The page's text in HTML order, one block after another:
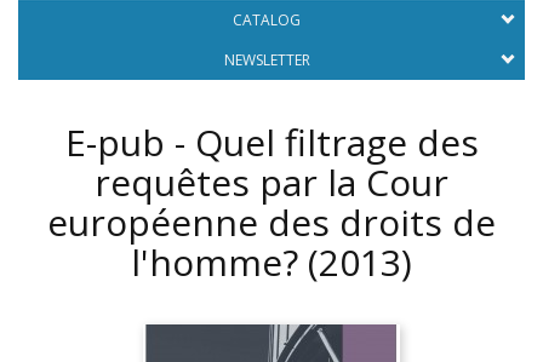
CATALOG
NEWSLETTER
E-pub - Quel filtrage des
requêtes par la Cour
européenne des droits de
l'homme? (2013)